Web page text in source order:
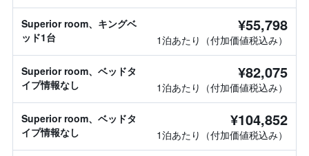
Superior room、キングベ
ッド1台
¥55,798
1泊あたり（付加価値税込み）
Superior room、ベッドタ
イプ情報なし
¥82,075
1泊あたり（付加価値税込み）
Superior room、ベッドタ
イプ情報なし
¥104,852
1泊あたり（付加価値税込み）